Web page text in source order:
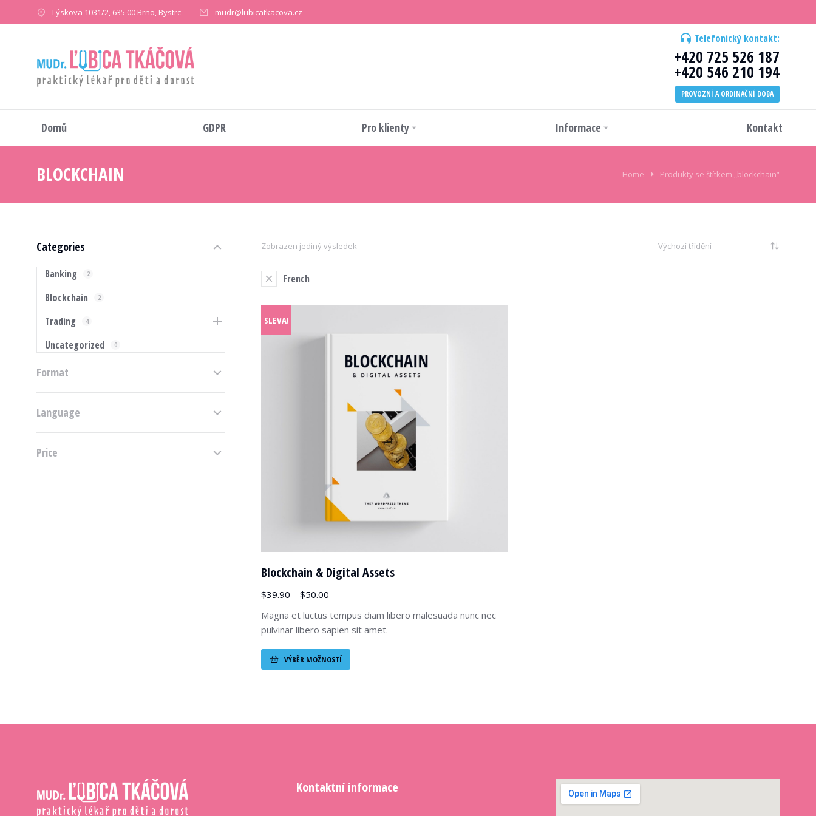
Lýskova 1031/2, 635 00 Brno, Bystrc mudr@lubicatkacova.cz
Telefonický kontakt:
+420 725 526 187
+420 546 210 194
PROVOZNÍ A ORDINAČNÍ DOBA
Domů GDPR Pro klienty Informace Kontakt
BLOCKCHAIN Home Produkty se štítkem „blockchain“
Categories
Banking 2
Blockchain 2
Trading 4
Uncategorized 0
Format
Language
Price
Zobrazen jediný výsledek
French
SLEVA!
Blockchain & Digital Assets
$39.90 – $50.00
Magna et luctus tempus diam libero malesuada nunc nec
pulvinar libero sapien sit amet.
VÝBĚR MOŽNOSTÍ
Kontaktní informace